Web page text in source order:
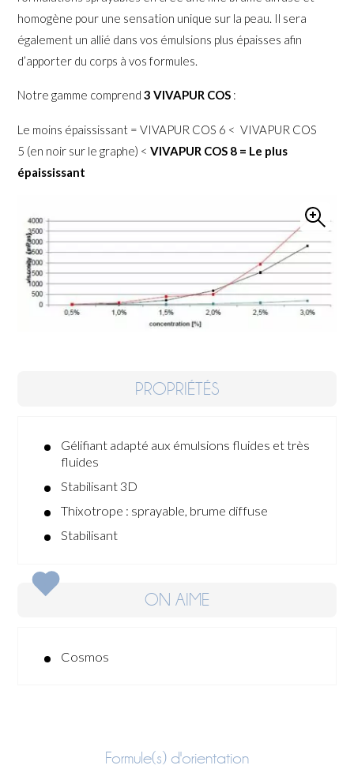
homogène pour une sensation unique sur la peau. Il sera
également un allié dans vos émulsions plus épaisses afin
d’apporter du corps à vos formules.
Notre gamme comprend3 VIVAPUR COS :
Le moins épaississant = VIVAPUR COS 6 < VIVAPUR COS
5 (en noir sur le graphe) <VIVAPUR COS 8 = Le plus
épaississant
PROPRIÉTÉS
Gélifiant adapté aux émulsions fluides et très
fluides
Stabilisant 3D
Thixotrope : sprayable, brume diffuse
Stabilisant
ON AIME
Cosmos
Formule(s) d'orientation